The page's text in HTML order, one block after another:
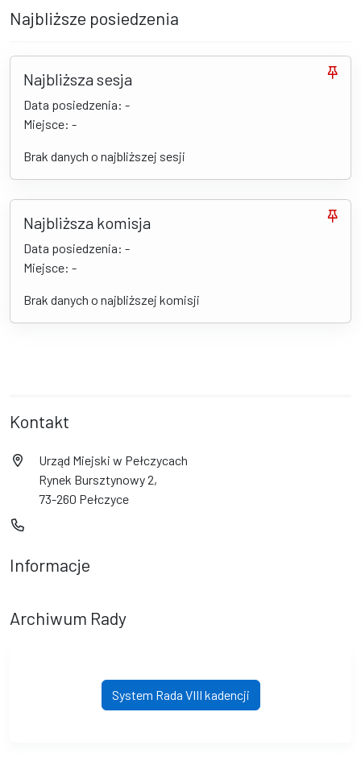
Najbliższe posiedzenia
Najbliższa sesja
Data posiedzenia: -
Miejsce: -
Brak danych o najbliższej sesji
Najbliższa komisja
Data posiedzenia: -
Miejsce: -
Brak danych o najbliższej komisji
Kontakt
Urząd Miejski w Pełczycach
Rynek Bursztynowy 2,
73-260 Pełczyce
Informacje
Archiwum Rady
System Rada VIII kadencji